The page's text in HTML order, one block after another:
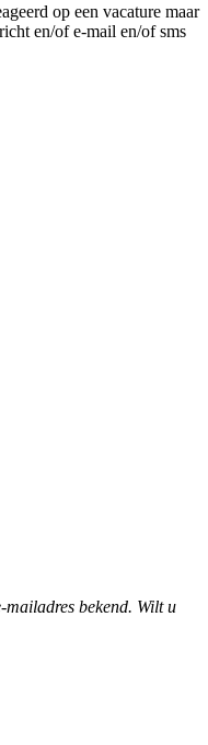
op een vacature maar
en/of e-mail en/of sms
mailadres bekend. Wilt u